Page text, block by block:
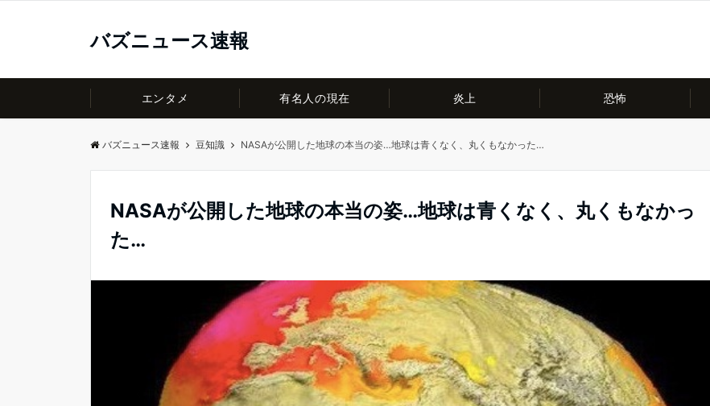
バズニュース速報
エンタメ 有名人の現在 炎上 恐怖
バズニュース速報 豆知識 NASAが公開した地球の本当の姿…地球は青くなく、丸くもなかった…
NASAが公開した地球の本当の姿…地球は青くなく、丸くもなかっ
た…